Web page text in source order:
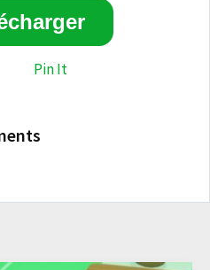
Pin It